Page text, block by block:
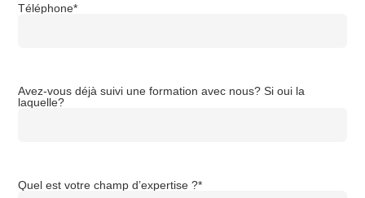
Téléphone*
Avez-vous déjà suivi une formation avec nous? Si oui la
laquelle?
Quel est votre champ d’expertise ?*